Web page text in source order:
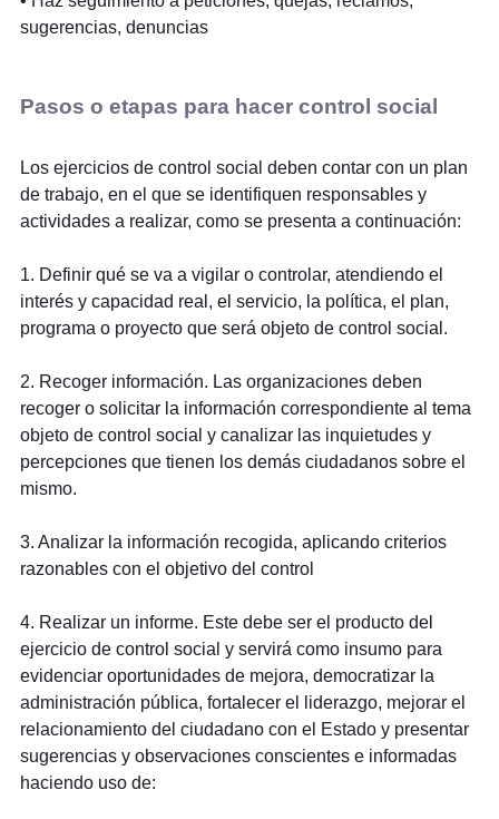
sugerencias, denuncias
Pasos o etapas para hacer control social
Los ejercicios de control social deben contar con un plan
de trabajo, en el que se identifiquen responsables y
actividades a realizar, como se presenta a continuación:
1. Definir qué se va a vigilar o controlar, atendiendo el
interés y capacidad real, el servicio, la política, el plan,
programa o proyecto que será objeto de control social.
2. Recoger información. Las organizaciones deben
recoger o solicitar la información correspondiente al tema
objeto de control social y canalizar las inquietudes y
percepciones que tienen los demás ciudadanos sobre el
mismo.
3. Analizar la información recogida, aplicando criterios
razonables con el objetivo del control
4. Realizar un informe. Este debe ser el producto del
ejercicio de control social y servirá como insumo para
evidenciar oportunidades de mejora, democratizar la
administración pública, fortalecer el liderazgo, mejorar el
relacionamiento del ciudadano con el Estado y presentar
sugerencias y observaciones conscientes e informadas
haciendo uso de: